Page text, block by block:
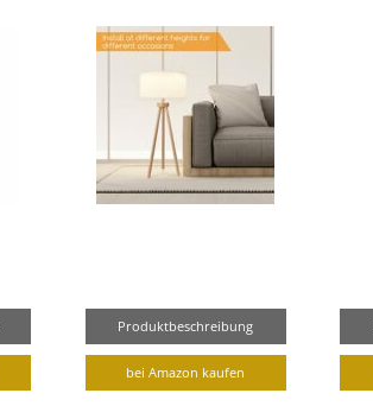
Produktbeschreibung
bei Amazon kaufen